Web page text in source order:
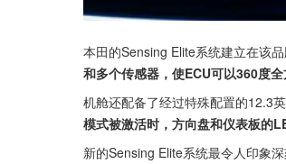
本田的Sensing Elite系统建立在该
和多个传感器，使ECU可以360度全
机舱还配备了经过特殊配置的12.3
模式被激活时，方向盘和仪表板的
新的Sensing Elite系统最令人印象